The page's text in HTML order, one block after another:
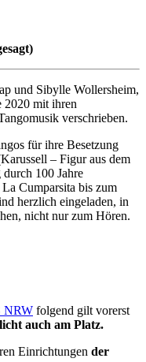
und Sibylle Wollersheim,
2020 mit ihren
verschrieben.
für ihre Besetzung
– Figur aus dem
100 Jahre
Cumparsita bis zum
herzlich eingeladen, in
nicht nur zum Hören.
NRW folgend gilt vorerst
auch am Platz.
Einrichtungen der